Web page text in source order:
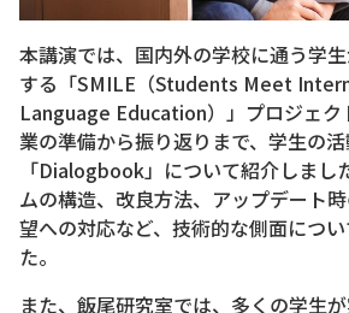
本講演では、国内外の学校に通う学
する「SMILE（Students Meet
Language Education）」プロジェク
業の準備から振り返りまで、学生の
「Dialogbook」について紹介しまし
ムの構造、改良方法、アップデート
望への対応など、技術的な側面につ
た。
また、飯尾研究室では、多くの学生